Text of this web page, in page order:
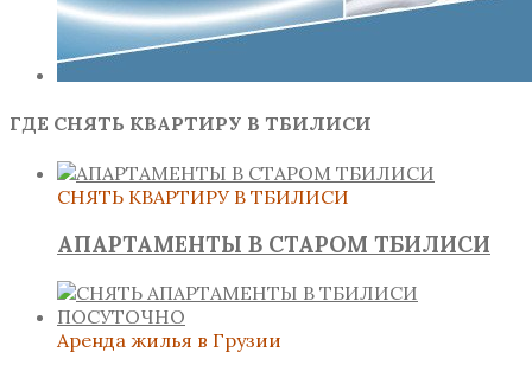
ГДЕ СНЯТЬ КВАРТИРУ В ТБИЛИСИ
СНЯТЬ КВАРТИРУ В ТБИЛИСИ
АПАРТАМЕНТЫ В СТАРОМ ТБИЛИСИ
Аренда жилья в Грузии